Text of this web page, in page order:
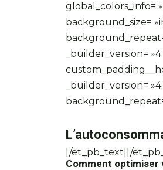
global_colors_info=
background_size=
_builder_version=
_builder_version=
Comment optimiser
[/et_pb_text][/